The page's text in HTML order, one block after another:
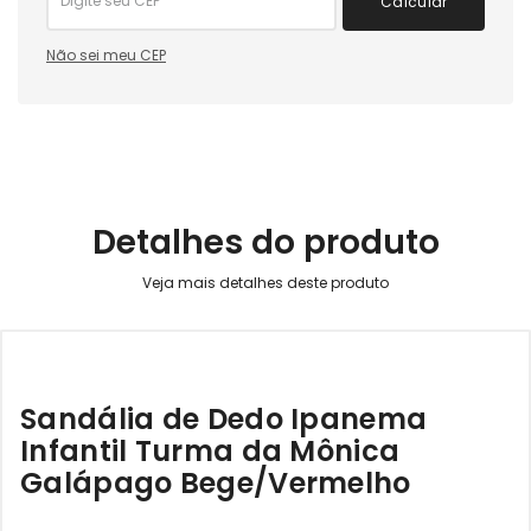
Não sei meu CEP
Detalhes do produto
Sandália de Dedo Ipanema
Infantil Turma da Mônica
Galápago Bege/Vermelho